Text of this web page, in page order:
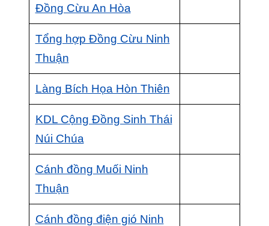
Đồng Cừu An Hòa
Tổng hợp Đồng Cừu Ninh
Thuận
Làng Bích Họa Hòn Thiên
KDL Cộng Đồng Sinh Thái
Núi Chúa
Cánh đồng Muối Ninh
Thuận
Cánh đồng điện gió Ninh